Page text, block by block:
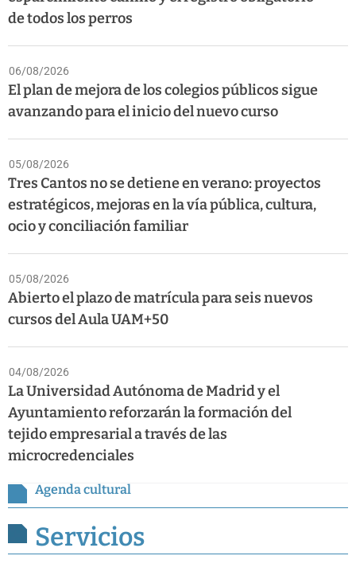
de todos los perros
06/08/2026
El plan de mejora de los colegios públicos sigue
avanzando para el inicio del nuevo curso
05/08/2026
Tres Cantos no se detiene en verano: proyectos
estratégicos, mejoras en la vía pública, cultura,
ocio y conciliación familiar
05/08/2026
Abierto el plazo de matrícula para seis nuevos
cursos del Aula UAM+50
04/08/2026
La Universidad Autónoma de Madrid y el
Ayuntamiento reforzarán la formación del
tejido empresarial a través de las
microcredenciales
Agenda cultural
Servicios